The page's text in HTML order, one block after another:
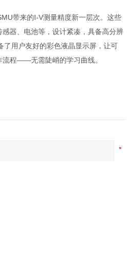
带来的I-V测量精度新一层次。这些
器、电池等，设计紧凑，具备高分辨
了用户友好的彩色液晶显示屏，让可
流程——无需陡峭的学习曲线。